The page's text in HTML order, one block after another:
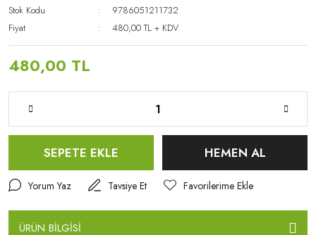
Stok Kodu
9786051211732
Fiyat
480,00 TL + KDV
480,00 TL
SEPETE EKLE HEMEN AL
Yorum Yaz Tavsiye Et
ÜRÜN BİLGİSİ